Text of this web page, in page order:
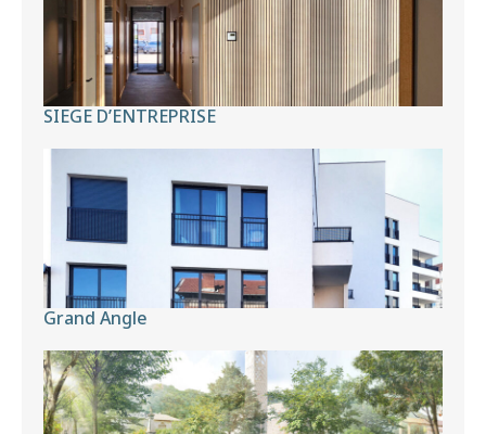
SIEGE D’ENTREPRISE
Grand Angle